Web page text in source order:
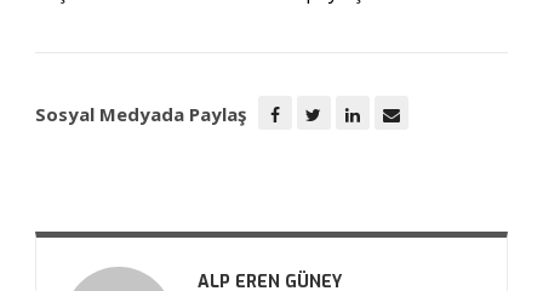
Sosyal Medyada Paylaş
ALP EREN GÜNEY